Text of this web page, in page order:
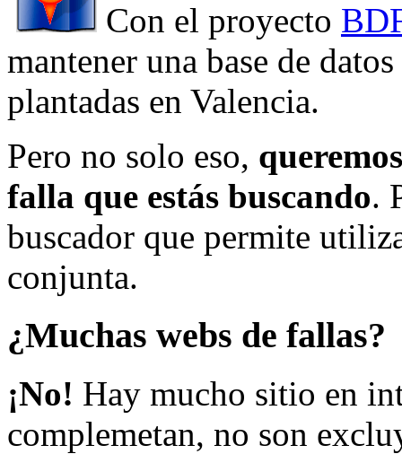
Con el proyecto
mantener una base de
plantadas en Valencia.
Pero no solo eso,
falla que estás buscando.
buscador que permite
conjunta.
¿Muchas webs de fallas?
¡No! Hay mucho sitio en
complemetan, no son